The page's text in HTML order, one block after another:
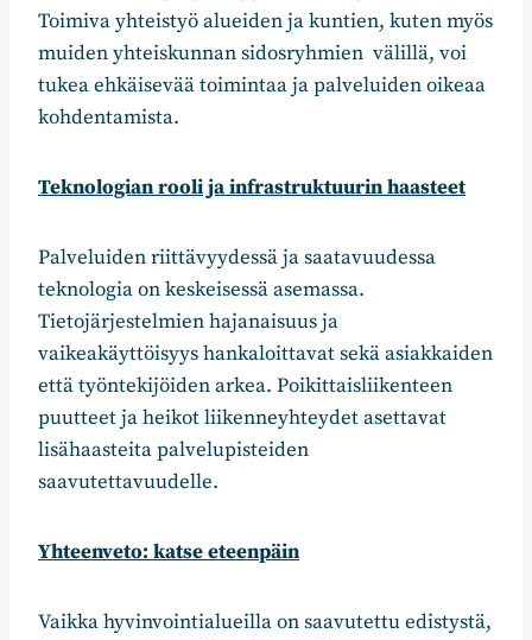
Toimiva yhteistyö alueiden ja kuntien, kuten myös
muiden yhteiskunnan sidosryhmien välillä, voi
tukea ehkäisevää toimintaa ja palveluiden oikeaa
kohdentamista.
Teknologian rooli ja infrastruktuurin haasteet
Palveluiden riittävyydessä ja saatavuudessa
teknologia on keskeisessä asemassa.
Tietojärjestelmien hajanaisuus ja
vaikeakäyttöisyys hankaloittavat sekä asiakkaiden
että työntekijöiden arkea. Poikittaisliikenteen
puutteet ja heikot liikenneyhteydet asettavat
lisähaasteita palvelupisteiden
saavutettavuudelle.
Yhteenveto: katse eteenpäin
Vaikka hyvinvointialueilla on saavutettu edistystä,